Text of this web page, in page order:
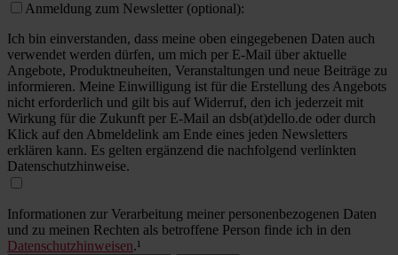
Anmeldung zum Newsletter (optional):
Ich bin einverstanden, dass meine oben eingegebenen Daten auch
verwendet werden dürfen, um mich per E-Mail über aktuelle
Angebote, Produktneuheiten, Veranstaltungen und neue Beiträge zu
informieren. Meine Einwilligung ist für die Erstellung des Angebots
nicht erforderlich und gilt bis auf Widerruf, den ich jederzeit mit
Wirkung für die Zukunft per E-Mail an dsb(at)dello.de oder durch
Klick auf den Abmeldelink am Ende eines jeden Newsletters
erklären kann. Es gelten ergänzend die nachfolgend verlinkten
Datenschutzhinweise.
Informationen zur Verarbeitung meiner personenbezogenen Daten
und zu meinen Rechten als betroffene Person finde ich in den
Datenschutzhinweisen.¹